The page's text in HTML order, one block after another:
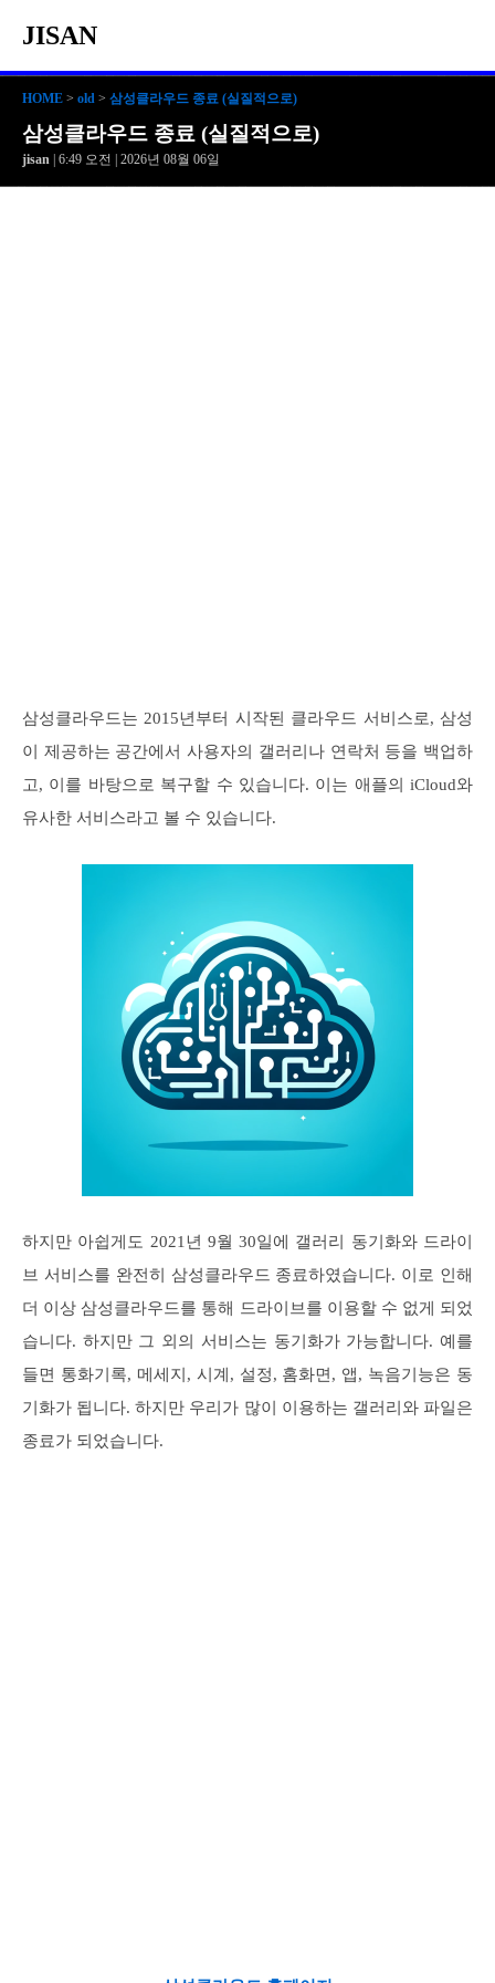
JISAN
HOME > old > 삼성클라우드 종료 (실질적으로)
삼성클라우드 종료 (실질적으로)
jisan | 6:49 오전 | 2026년 08월 06일
삼성클라우드는 2015년부터 시작된 클라우드 서비스로, 삼성
이 제공하는 공간에서 사용자의 갤러리나 연락처 등을 백업하
고, 이를 바탕으로 복구할 수 있습니다. 이는 애플의 iCloud와
유사한 서비스라고 볼 수 있습니다.
하지만 아쉽게도 2021년 9월 30일에 갤러리 동기화와 드라이
브 서비스를 완전히 삼성클라우드 종료하였습니다. 이로 인해
더 이상 삼성클라우드를 통해 드라이브를 이용할 수 없게 되었
습니다. 하지만 그 외의 서비스는 동기화가 가능합니다. 예를
들면 통화기록, 메세지, 시계, 설정, 홈화면, 앱, 녹음기능은 동
기화가 됩니다. 하지만 우리가 많이 이용하는 갤러리와 파일은
종료가 되었습니다.